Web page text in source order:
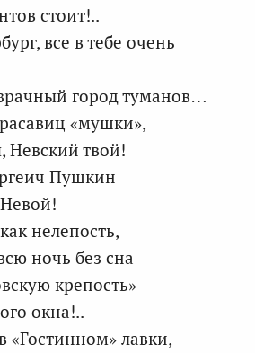
стоит!..
все в тебе очень
город туманов…
«мушки»,
Невский твой!
Пушкин
нелепость,
ночь без сна
крепость»
окна!..
«Гостинном» лавки,